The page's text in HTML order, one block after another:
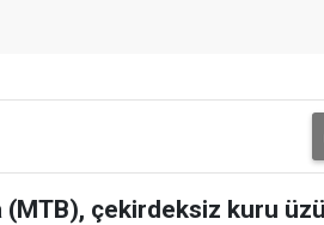
(MTB), çekirdeksiz kuru